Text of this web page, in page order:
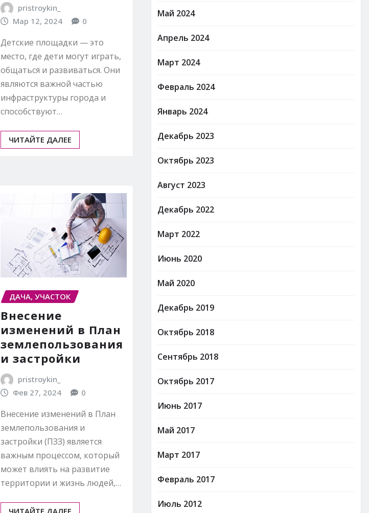
pristroykin_
Мар 12, 2024
0
Детские площадки — это
место, где дети могут играть,
общаться и развиваться. Они
являются важной частью
инфраструктуры города и
способствуют…
ЧИТАЙТЕ ДАЛЕЕ
ДАЧА, УЧАСТОК
Внесение
изменений в План
землепользования
и застройки
pristroykin_
Фев 27, 2024
0
Внесение изменений в План
землепользования и
застройки (ПЗЗ) является
важным процессом, который
может влиять на развитие
территории и жизнь людей,…
Май 2024
Апрель 2024
Март 2024
Февраль 2024
Январь 2024
Декабрь 2023
Октябрь 2023
Август 2023
Декабрь 2022
Март 2022
Июнь 2020
Май 2020
Декабрь 2019
Октябрь 2018
Сентябрь 2018
Октябрь 2017
Июнь 2017
Май 2017
Март 2017
Февраль 2017
Июль 2012